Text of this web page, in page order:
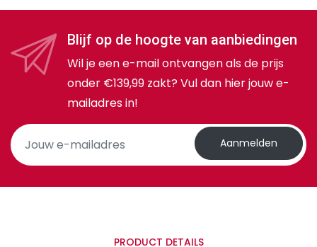
Blijf op de hoogte van aanbiedingen
Wil je een e-mail ontvangen als de prijs
onder €139,99 zakt? Vul dan hier jouw e-
mailadres in!
Aanmelden
PRODUCT DETAILS